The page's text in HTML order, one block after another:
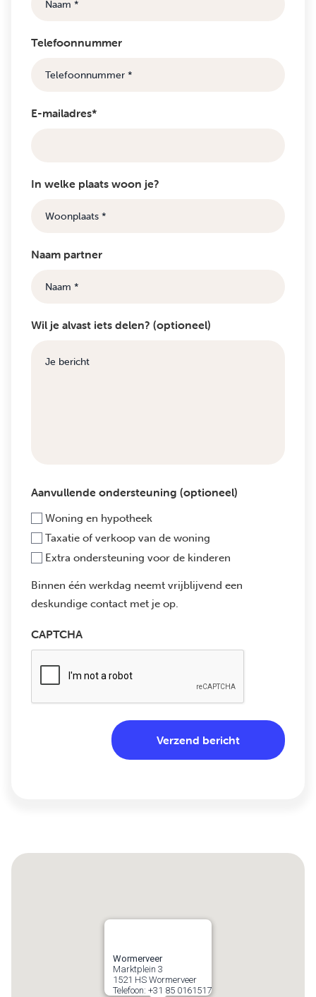
Telefoonnummer
E-mailadres*
In welke plaats woon je?
Naam partner
Wil je alvast iets delen? (optioneel)
Aanvullende ondersteuning (optioneel)
Woning en hypotheek
Taxatie of verkoop van de woning
Extra ondersteuning voor de kinderen
Binnen één werkdag neemt vrijblijvend een
deskundige contact met je op.
CAPTCHA
Wormerveer
Marktplein 3
1521 HS Wormerveer
Telefoon: +31 85 0161517